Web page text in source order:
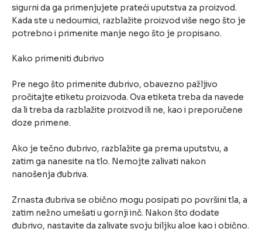
sigurni da ga primenjujete prateći uputstva za proizvod.
Kada ste u nedoumici, razblažite proizvod više nego što je
potrebno i primenite manje nego što je propisano.
Kako primeniti đubrivo
Pre nego što primenite đubrivo, obavezno pažljivo
pročitajte etiketu proizvoda. Ova etiketa treba da navede
da li treba da razblažite proizvod ili ne, kao i preporučene
doze primene.
Ako je tečno đubrivo, razblažite ga prema uputstvu, a
zatim ga nanesite na tlo. Nemojte zalivati nakon
nanošenja đubriva.
Zrnasta đubriva se obično mogu posipati po površini tla, a
zatim nežno umešati u gornji inč. Nakon što dodate
đubrivo, nastavite da zalivate svoju biljku aloe kao i obično.